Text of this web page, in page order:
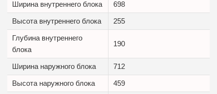
Ширина внутреннего блока 698
Высота внутреннего блока 255
Глубина внутреннего
блока
190
Ширина наружного блока 712
Высота наружного блока 459